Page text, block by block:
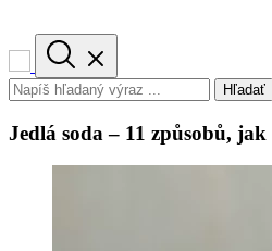
Hľadať
Jedlá soda – 11 způsobů,